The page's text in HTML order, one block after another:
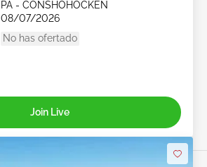
PA - CONSHOHOCKEN
08/07/2026
No has ofertado
Join Live